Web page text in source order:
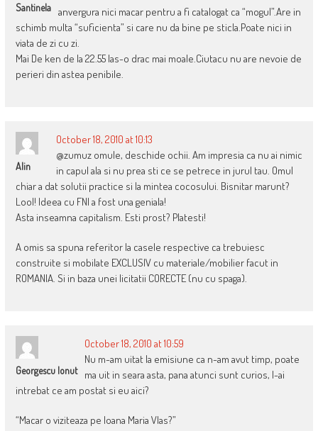
Santinela
anvergura nici macar pentru a fi catalogat ca “mogul”.Are in
schimb multa “suficienta” si care nu da bine pe sticla.Poate nici in
viata de zi cu zi.
Mai De ken de la 22.55 las-o drac mai moale.Ciutacu nu are nevoie de
perieri din astea penibile.
Alin
October 18, 2010 at 10:13
@zumuz omule, deschide ochii. Am impresia ca nu ai nimic
in capul ala si nu prea sti ce se petrece in jurul tau. Omul
chiar a dat solutii practice si la mintea cocosului. Bisnitar marunt?
Lool! Ideea cu FNI a fost una geniala!
Asta inseamna capitalism. Esti prost? Platesti!
A omis sa spuna referitor la casele respective ca trebuiesc
construite si mobilate EXCLUSIV cu materiale/mobilier facut in
ROMANIA. Si in baza unei licitatii CORECTE (nu cu spaga).
Georgescu Ionut
October 18, 2010 at 10:59
Nu m-am uitat la emisiune ca n-am avut timp, poate
ma uit in seara asta, pana atunci sunt curios, l-ai
intrebat ce am postat si eu aici?
“Macar o viziteaza pe Ioana Maria Vlas?”